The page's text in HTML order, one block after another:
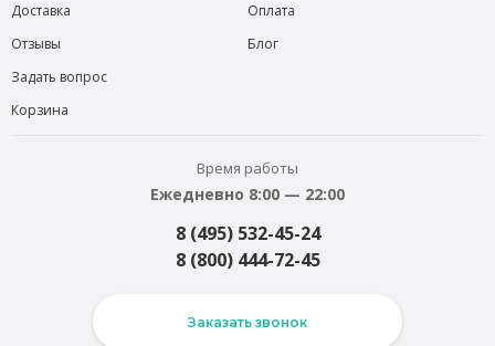
Доставка
Отзывы
Задать вопрос
Корзина
Оплата
Блог
Время работы
Ежедневно 8:00 — 22:00
8 (495) 532-45-24
8 (800) 444-72-45
Заказать звонок